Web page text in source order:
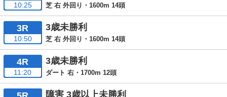
10:25 芝 右 外回り・1600m 14頭
3R
10:50
3歳未勝利
芝 右 外回り・1600m 14頭
4R
11:20
3歳未勝利
ダート 右・1700m 12頭
障害 3歳以上未勝利